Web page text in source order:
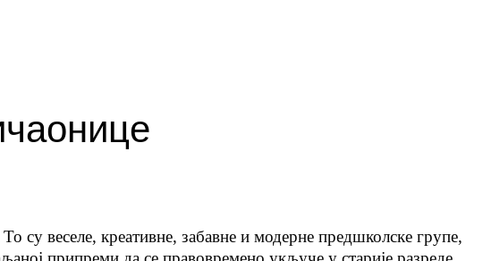
веселе, креативне, забавне и модерне предшколске групе,